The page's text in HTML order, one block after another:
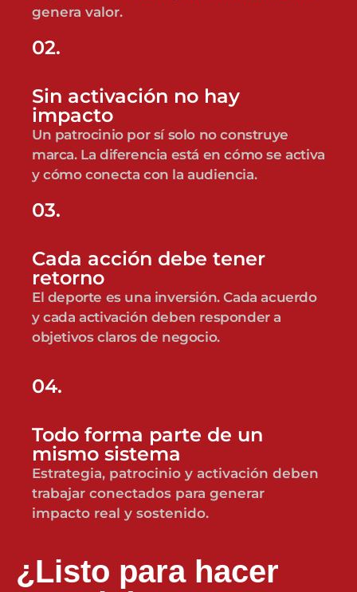
genera valor.
02.
Sin activación no hay
impacto
Un patrocinio por sí solo no construye
marca. La diferencia está en cómo se activa
y cómo conecta con la audiencia.
03.
Cada acción debe tener
retorno
El deporte es una inversión. Cada acuerdo
y cada activación deben responder a
objetivos claros de negocio.
04.
Todo forma parte de un
mismo sistema
Estrategia, patrocinio y activación deben
trabajar conectados para generar
impacto real y sostenido.
¿Listo para hacer